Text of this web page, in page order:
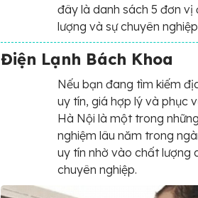
đây là danh sách 5 đơn
lượng và sự chuyên
Điện Lạnh Bách Khoa
Nếu bạn đang tìm kiếm
uy tín, giá hợp lý và phục
Hà Nội là một trong
nghiệm lâu năm trong
uy tín nhờ vào chất lượng
chuyên nghiệp.